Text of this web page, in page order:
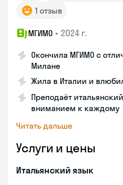
1 отзыв
МГИМО • 2024 г.
Окончила МГИМО с
Милане
Жила в Италии и
Преподаёт
вниманием к каждому
Читать дальше
Услуги и цены
Итальянский язык